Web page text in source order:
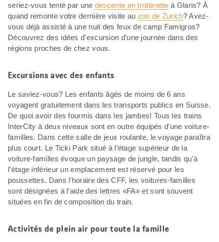
seriez-vous tenté par une descente en trottinette à Glaris? À
quand remonte votre dernière visite au zoo de Zurich? Avez-
vous déjà assisté à une nuit des feux de camp Famigros?
Découvrez des idées d’excursion d’une journée dans des
régions proches de chez vous.
Excursions avec des enfants
Le saviez-vous? Les enfants âgés de moins de 6 ans
voyagent gratuitement dans les transports publics en Suisse.
De quoi avoir des fourmis dans les jambes! Tous les trains
InterCity à deux niveaux sont en outre équipés d’une voiture-
familles. Dans cette salle de jeux roulante, le voyage paraîtra
plus court. Le Ticki Park situé à l’étage supérieur de la
voiture-familles évoque un paysage de jungle, tandis qu’à
l’étage inférieur un emplacement est réservé pour les
poussettes. Dans l’horaire des CFF, les voitures-familles
sont désignées à l’aide des lettres «FA» et sont souvent
situées en fin de composition du train.
Activités de plein air pour toute la famille